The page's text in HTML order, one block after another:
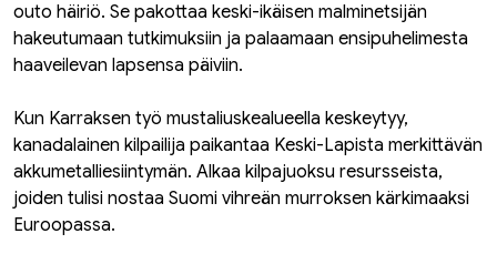
outo häiriö. Se pakottaa keski-ikäisen malminetsijän
hakeutumaan tutkimuksiin ja palaamaan ensipuhelimesta
haaveilevan lapsensa päiviin.
Kun Karraksen työ mustaliuskealueella keskeytyy,
kanadalainen kilpailija paikantaa Keski-Lapista merkittävän
akkumetalliesiintymän. Alkaa kilpajuoksu resursseista,
joiden tulisi nostaa Suomi vihreän murroksen kärkimaaksi
Euroopassa.